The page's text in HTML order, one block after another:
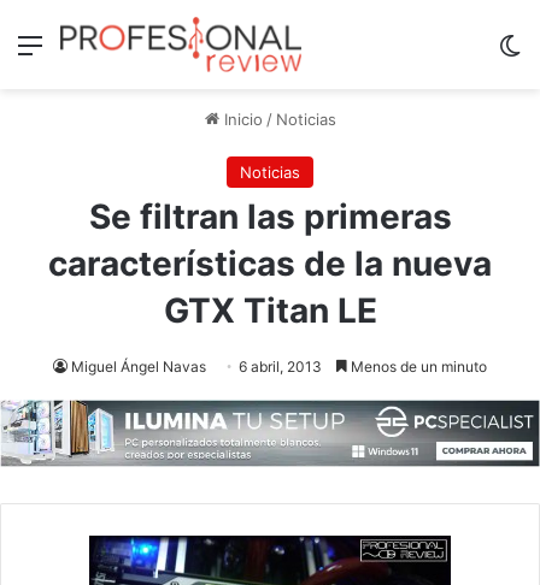
Menú
Inicio / Noticias
Noticias
Se filtran las primeras
características de la nueva
GTX Titan LE
Miguel Ángel Navas 6 abril, 2013 Menos de un minuto